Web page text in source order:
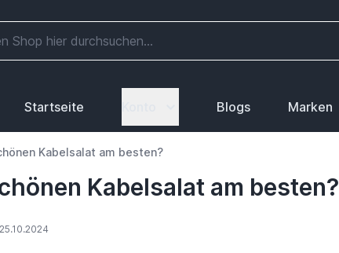
Startseite Blogs Marken
Kabelsalat am besten?
Kabelsalat am besten?
25.10.2024